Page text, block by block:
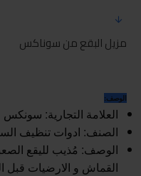
مزيل البقع من سوناكس
الوصف:
العلامة التجارية: سونكس
الصنف: ادوات تنظيف
الوصف: مُذيب لليقع
القماش و الارضيات قبل